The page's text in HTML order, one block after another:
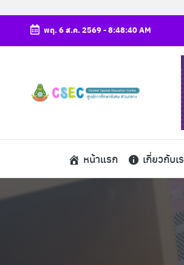
Skip
พฤ. 6 ส.ค. 2569-8:48:41 AM
ศู
ก
า
csec
หน้าแรก เกี่ยวกับเ